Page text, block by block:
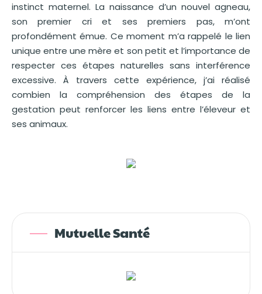
instinct maternel. La naissance d’un nouvel agneau,
son premier cri et ses premiers pas, m’ont
profondément émue. Ce moment m’a rappelé le lien
unique entre une mère et son petit et l’importance de
respecter ces étapes naturelles sans interférence
excessive. À travers cette expérience, j’ai réalisé
combien la compréhension des étapes de la
gestation peut renforcer les liens entre l’éleveur et
ses animaux.
Mutuelle Santé